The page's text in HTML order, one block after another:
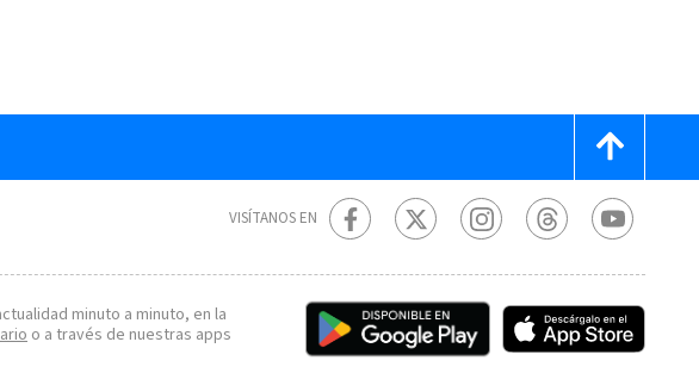
VISÍTANOS EN
minuto a minuto, en la
o a través de nuestras apps